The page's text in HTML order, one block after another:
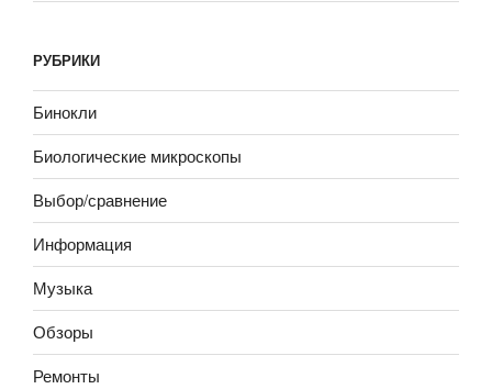
РУБРИКИ
Бинокли
Биологические микроскопы
Выбор/сравнение
Информация
Музыка
Обзоры
Ремонты